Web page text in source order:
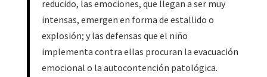
reducido, las emociones, que llegan a ser muy
intensas, emergen en forma de estallido o
explosión; y las defensas que el niño
implementa contra ellas procuran la evacuación
emocional o la autocontención patológica.